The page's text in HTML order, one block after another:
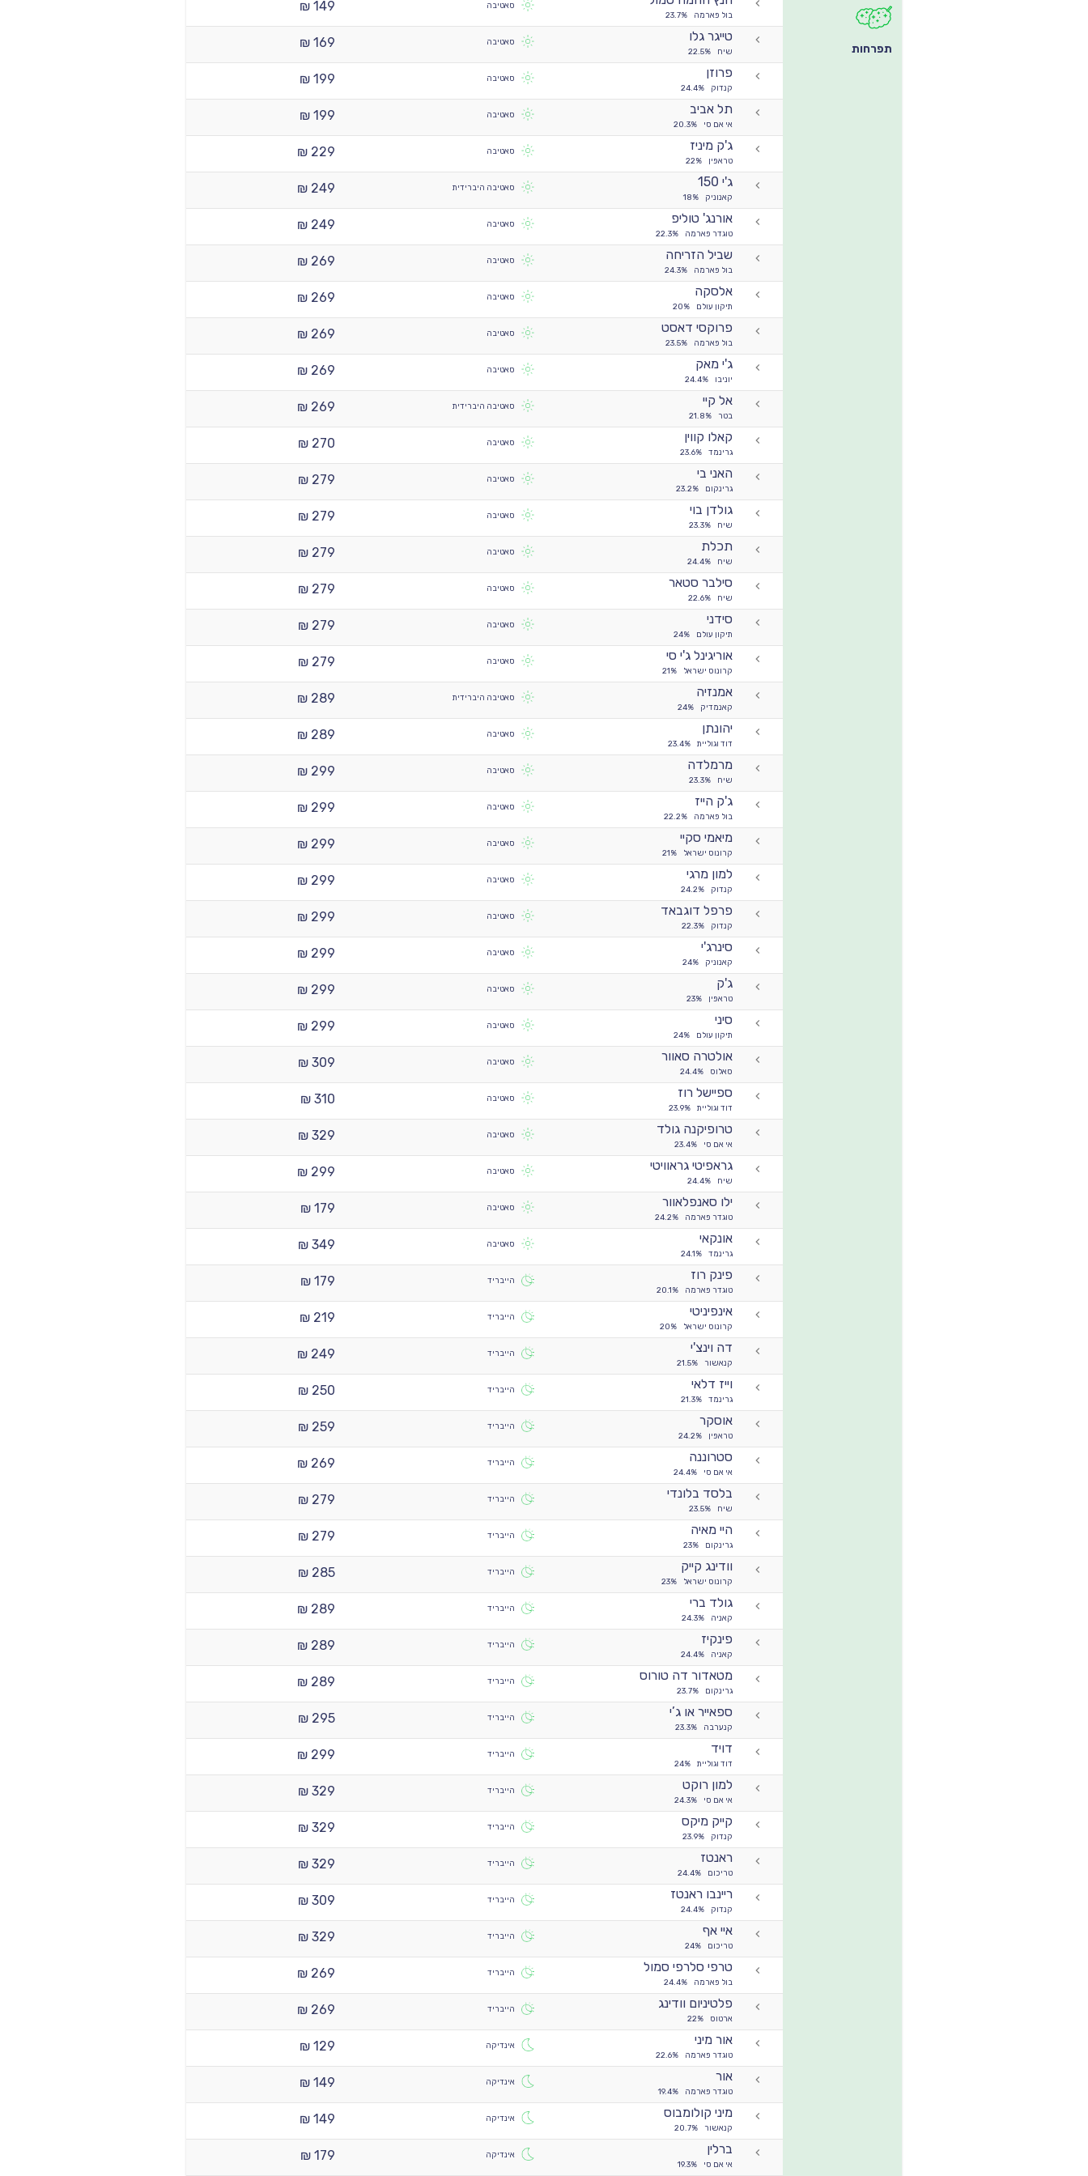
תפרחות
בול פארמה 23.7%
סאטיבה
149 ₪
טייגר גלו
שיח 22.5%
סאטיבה
169 ₪
פרוזן
קנדוק 24.4%
סאטיבה
199 ₪
תל אביב
אי אם סי 20.3%
סאטיבה
199 ₪
ג'ק מיניז
טראפין 22%
סאטיבה
229 ₪
ג'י 150
קאנוניק 18%
סאטיבה היברידית
249 ₪
אורנג' טוליפ
טוגדר פארמה 22.3%
סאטיבה
249 ₪
שביל הזריחה
בול פארמה 24.3%
סאטיבה
269 ₪
אלסקה
תיקון עולם 20%
סאטיבה
269 ₪
פרוקסי דאסט
בול פארמה 23.5%
סאטיבה
269 ₪
ג'י מאק
יוניבו 24.4%
סאטיבה
269 ₪
אל קיי
בטר 21.8%
סאטיבה היברידית
269 ₪
קאלו קווין
גרינמד 23.6%
סאטיבה
270 ₪
האני בי
גרינקום 23.2%
סאטיבה
279 ₪
גולדן בוי
שיח 23.3%
סאטיבה
279 ₪
תכלת
שיח 24.4%
סאטיבה
279 ₪
סילבר סטאר
שיח 22.6%
סאטיבה
279 ₪
סידני
תיקון עולם 24%
סאטיבה
279 ₪
אוריגינל ג'י סי
קרונוס ישראל 21%
סאטיבה
279 ₪
אמנזיה
קאנמדיק 24%
סאטיבה היברידית
289 ₪
יהונתן
דוד וגוליית 23.4%
סאטיבה
289 ₪
מרמלדה
שיח 23.3%
סאטיבה
299 ₪
ג'ק הייז
בול פארמה 22.2%
סאטיבה
299 ₪
מיאמי סקיי
קרונוס ישראל 21%
סאטיבה
299 ₪
למון מרגי
קנדוק 24.2%
סאטיבה
299 ₪
פרפל דוגבאד
קנדוק 22.3%
סאטיבה
299 ₪
סינרג'י
קאנוניק 24%
סאטיבה
299 ₪
ג'ק
טראפין 23%
סאטיבה
299 ₪
סיני
תיקון עולם 24%
סאטיבה
299 ₪
אולטרה סאוור
סאלוס 24.4%
סאטיבה
309 ₪
ספיישל רוז
דוד וגוליית 23.9%
סאטיבה
310 ₪
טרופיקנה גולד
אי אם סי 23.4%
סאטיבה
329 ₪
גראפיטי גראוויטי
שיח 24.4%
סאטיבה
299 ₪
ילו סאנפלאוור
טוגדר פארמה 24.2%
סאטיבה
179 ₪
אונקאי
גרינמד 24.1%
סאטיבה
349 ₪
פינק רוז
טוגדר פארמה 20.1%
הייבריד
179 ₪
אינפיניטי
קרונוס ישראל 20%
הייבריד
219 ₪
דה וינצ'י
קנאשור 21.5%
הייבריד
249 ₪
וייז דלאי
גרינמד 21.3%
הייבריד
250 ₪
אוסקר
טראפין 24.2%
הייבריד
259 ₪
סטרוננה
אי אם סי 24.4%
הייבריד
269 ₪
בלסד בלונדי
שיח 23.5%
הייבריד
279 ₪
היי מאיה
גרינקום 23%
הייבריד
279 ₪
וודינג קייק
קרונוס ישראל 23%
הייבריד
285 ₪
גולד ברי
קאניה 24.3%
הייבריד
289 ₪
פינקיז
קאניה 24.4%
הייבריד
289 ₪
מטאדור דה טורוס
גרינקום 23.7%
הייבריד
289 ₪
ספאייר או ג’י
קנערבה 23.3%
הייבריד
295 ₪
דויד
דוד וגוליית 24%
הייבריד
299 ₪
למון רוקט
אי אם סי 24.3%
הייבריד
329 ₪
קייק מיקס
קנדוק 23.9%
הייבריד
329 ₪
ראנטז
טריכום 24.4%
הייבריד
329 ₪
ריינבו ראנטז
קנדוק 24.4%
הייבריד
309 ₪
איי אף
טריכום 24%
הייבריד
329 ₪
טרפי סלרפי סמול
בול פארמה 24.4%
הייבריד
269 ₪
פלטיניום וודינג
ארטוס 22%
הייבריד
269 ₪
אור מיני
טוגדר פארמה 22.6%
אינדיקה
129 ₪
אור
טוגדר פארמה 19.4%
אינדיקה
149 ₪
מיני קולומבוס
קנאשור 20.7%
אינדיקה
149 ₪
ברלין
אי אם סי 19.3%
אינדיקה 179 ₪